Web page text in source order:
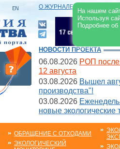
На нашем
Используя
Подробнее
О ЖУРНАЛЕ |
НОВОСТИ ПРОЕКТА
06.08.2026 РОП после
12 августа
03.08.2026 Вышел
производства"!
03.08.2026
новые экологические
ОБРАЩЕНИЕ С ОТХОДАМИ
ЭКОЛОГИЧЕСКИЙ